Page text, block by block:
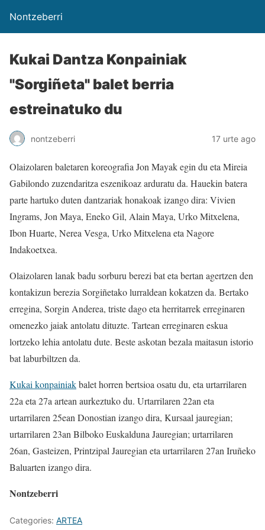
Nontzeberri
Kukai Dantza Konpainiak
"Sorgiñeta" balet berria
estreinatuko du
nontzeberri 17 urte ago
Olaizolaren baletaren koreografia Jon Mayak egin du eta Mireia
Gabilondo zuzendaritza eszenikoaz arduratu da. Hauekin batera
parte hartuko duten dantzariak honakoak izango dira: Vivien
Ingrams, Jon Maya, Eneko Gil, Alain Maya, Urko Mitxelena,
Ibon Huarte, Nerea Vesga, Urko Mitxelena eta Nagore
Indakoetxea.
Olaizolaren lanak badu sorburu berezi bat eta bertan agertzen den
kontakizun berezia Sorgiñetako lurraldean kokatzen da. Bertako
erregina, Sorgin Anderea, triste dago eta herritarrek erreginaren
omenezko jaiak antolatu dituzte. Tartean erreginaren eskua
lortzeko lehia antolatu dute. Beste askotan bezala maitasun istorio
bat laburbiltzen da.
Kukai konpainiakbalet horren bertsioa osatu du, eta urtarrilaren
22a eta 27a artean aurkeztuko du. Urtarrilaren 22an eta
urtarrilaren 25ean Donostian izango dira, Kursaal jauregian;
urtarrilaren 23an Bilboko Euskalduna Jauregian; urtarrilaren
26an, Gasteizen, Printzipal Jauregian eta urtarrilaren 27an Iruñeko
Baluarten izango dira.
Nontzeberri
Categories: ARTEA